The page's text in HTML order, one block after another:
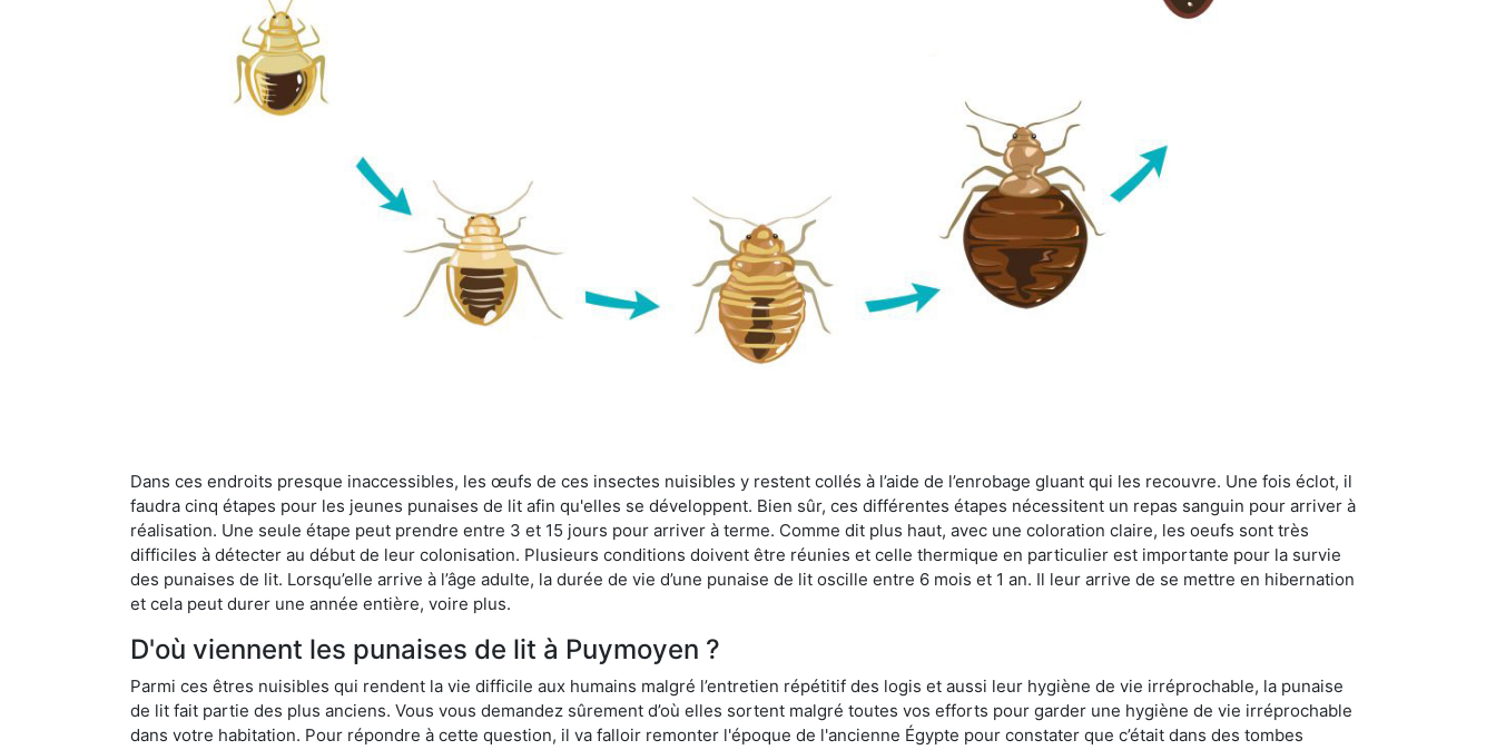
Dans ces endroits presque inaccessibles, les œufs de ces insectes nuisibles y restent collés à l’aide de l’enrobage gluant qui les recouvre. Une fois éclot, il
faudra cinq étapes pour les jeunes punaises de lit afin qu'elles se développent. Bien sûr, ces différentes étapes nécessitent un repas sanguin pour arriver à
réalisation. Une seule étape peut prendre entre 3 et 15 jours pour arriver à terme. Comme dit plus haut, avec une coloration claire, les oeufs sont très
difficiles à détecter au début de leur colonisation. Plusieurs conditions doivent être réunies et celle thermique en particulier est importante pour la survie
des punaises de lit. Lorsqu’elle arrive à l’âge adulte, la durée de vie d’une punaise de lit oscille entre 6 mois et 1 an. Il leur arrive de se mettre en hibernation
et cela peut durer une année entière, voire plus.
D'où viennent les punaises de lit à Puymoyen ?
Parmi ces êtres nuisibles qui rendent la vie difficile aux humains malgré l’entretien répétitif des logis et aussi leur hygiène de vie irréprochable, la punaise
de lit fait partie des plus anciens. Vous vous demandez sûrement d’où elles sortent malgré toutes vos efforts pour garder une hygiène de vie irréprochable
dans votre habitation. Pour répondre à cette question, il va falloir remonter l'époque de l'ancienne Égypte pour constater que c’était dans des tombes